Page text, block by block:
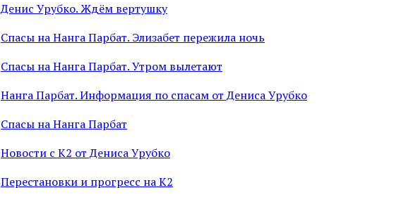
Денис Урубко. Ждём вертушку
Спасы на Нанга Парбат. Элизабет пережила ночь
Спасы на Нанга Парбат. Утром вылетают
Нанга Парбат. Информация по спасам от Дениса Урубко
Спасы на Нанга Парбат
Новости с К2 от Дениса Урубко
Перестановки и прогресс на К2